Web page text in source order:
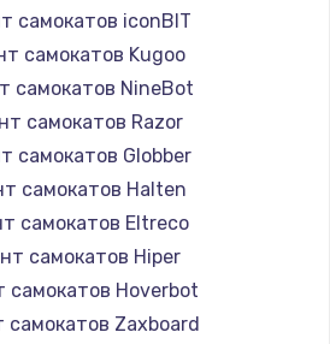
самокатов iconBIT
самокатов Kugoo
самокатов NineBot
самокатов Razor
самокатов Globber
самокатов Halten
самокатов Eltreco
самокатов Hiper
самокатов Hoverbot
самокатов Zaxboard